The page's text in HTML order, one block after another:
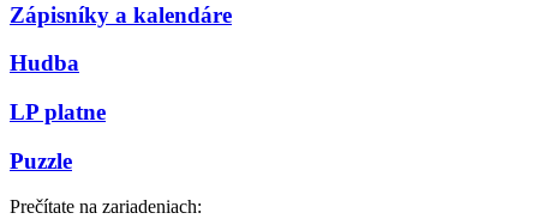
Zápisníky a kalendáre
Hudba
LP platne
Puzzle
Prečítate na zariadeniach: